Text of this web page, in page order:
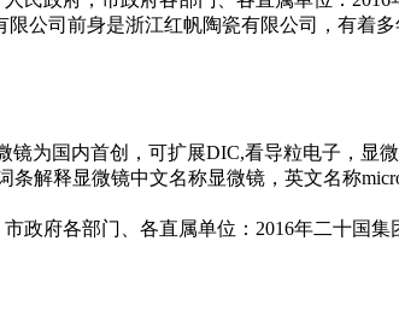
公司前身是浙江红帆陶瓷有限公司，有着
为国内首创，可扩展DIC,看导粒电子，显
解释显微镜中文名称显微镜，英文名称
政府各部门、各直属单位：2016年二十国